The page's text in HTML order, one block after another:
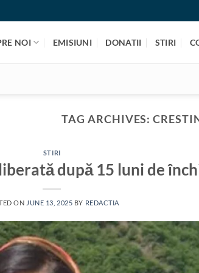
NOI EMISIUNI DONATII STIRI
TAG ARCHIVES:
STIRI
după 15 luni de
ON JUNE 13, 2025 BY REDACTIA